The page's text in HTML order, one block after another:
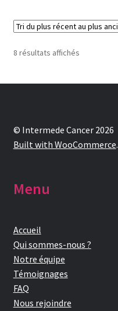
8 résultats affichésTrié
ancien
Menu
Accueil
Qui sommes-nous ?
Notre équipe
Témoignages
FAQ
Nous rejoindre
© Intermede Cancer 2026
Built with WooCommerce.